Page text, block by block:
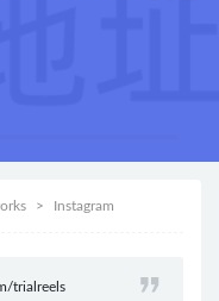
Instagram
trialreels